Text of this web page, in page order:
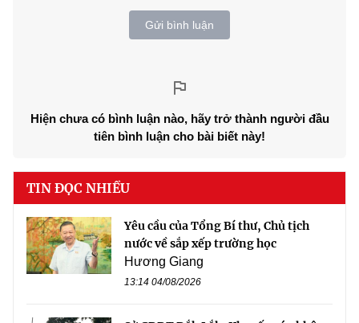
Gửi bình luận
Hiện chưa có bình luận nào, hãy trở thành người đầu
tiên bình luận cho bài biết này!
TIN ĐỌC NHIỀU
Yêu cầu của Tổng Bí thư, Chủ tịch
nước về sắp xếp trường học
Hương Giang
13:14 04/08/2026